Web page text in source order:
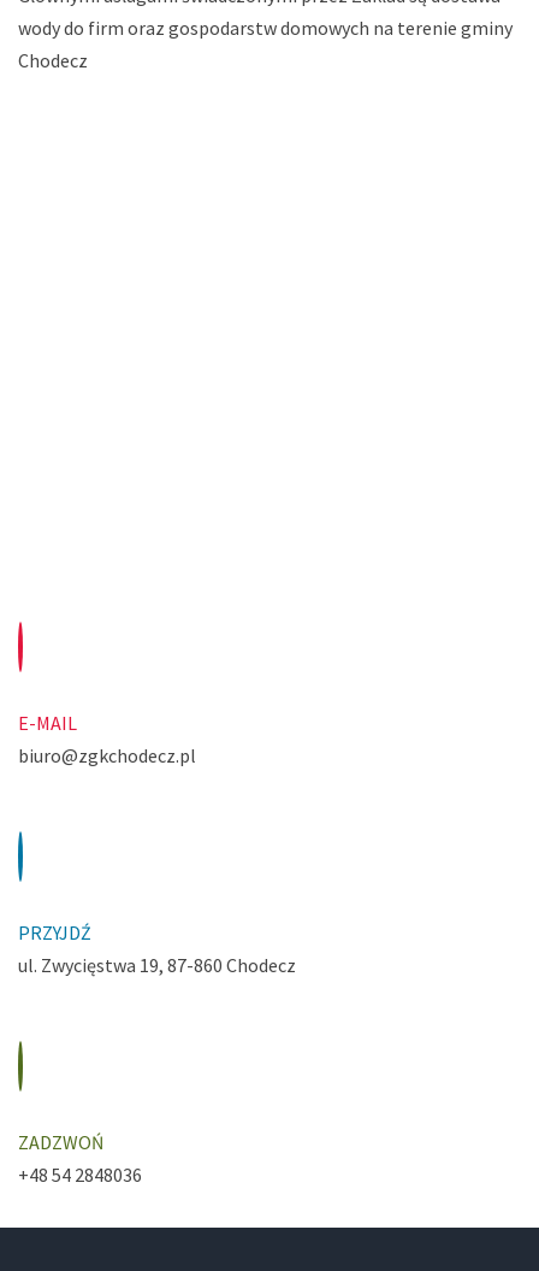
wody do firm oraz gospodarstw domowych na terenie gminy
Chodecz
E-MAIL
biuro@zgkchodecz.pl
PRZYJDŹ
ul. Zwycięstwa 19, 87-860 Chodecz
ZADZWOŃ
+48 54 2848036